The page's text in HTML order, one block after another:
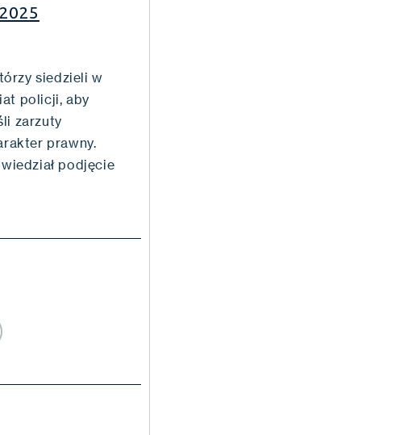
siedzieli w
policji, aby
zarzuty
prawny.
podjęcie